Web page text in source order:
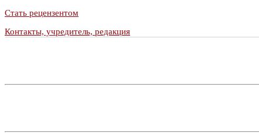
Стать рецензентом
Контакты, учредитель, редакция